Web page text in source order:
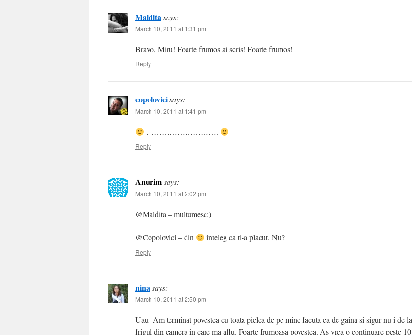
Malditasays:
March 10, 2011 at 1:31 pm
Bravo, Miru! Foarte frumos ai scris! Foarte frumos!
Reply
copolovicisays:
March 10, 2011 at 1:41 pm
……………………….
Reply
Anurimsays:
March 10, 2011 at 2:02 pm
@Maldita – multumesc:)
@Copolovici – din inteleg ca ti-a placut. Nu?
Reply
ninasays:
March 10, 2011 at 2:50 pm
Uau! Am terminat povestea cu toata pielea de pe mine facuta ca de gaina si sigur nu-i de la
frigul din camera in care ma aflu. Foarte frumoasa povestea. As vrea o continuare peste 10